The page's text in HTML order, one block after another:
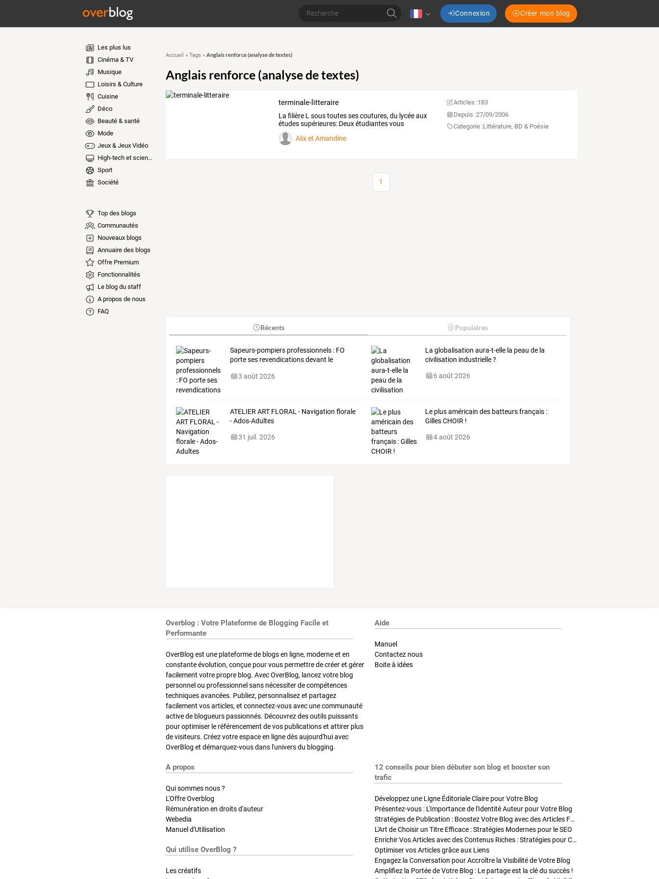
Connexion Créer mon blog
Les plus lus
Cinéma & TV
Musique
Loisirs & Culture
Cuisine
Déco
Beauté & santé
Mode
Jeux & Jeux Vidéo
High-tech et sciences
Sport
Société
Top des blogs
Communautés
Nouveaux blogs
Annuaire des blogs
Offre Premium
Fonctionnalités
Le blog du staff
A propos de nous
FAQ
Accueil » Tags » Anglais renforce (analyse de textes)
Anglais renforce (analyse de textes)
terminale-litteraire
La filière L soustoutessescoutures, du lycéeaux
étudessupérieures: Deuxétudiantesvous
proposent
Alix et Amandine
Articles :183
Depuis :27/09/2006
Categorie :Littérature, BD & Poésie
1
Récents Populaires
Sapeurs-pompiersprofessionnels:FO
portesesrevendicationsdevant le
3 août 2026
La globalisation aura-t-elle la peau de la
civilisation industrielle ?
6 août 2026
ATELIER ART FLORAL - Navigation florale
- Ados-Adultes
31 juil. 2026
Le plus américain des batteurs français :
Gilles CHOIR !
4 août 2026
Overblog : Votre Plateforme de Blogging Facile et
Performante
OverBlog est une plateforme de blogs en ligne, moderne et en
constante évolution, conçue pour vous permettre de créer et gérer
facilement votre propre blog. Avec OverBlog, lancez votre blog
personnel ou professionnel sans nécessiter de compétences
techniques avancées. Publiez, personnalisez et partagez
facilement vos articles, et connectez-vous avec une communauté
active de blogueurs passionnés. Découvrez des outils puissants
pour optimiser le référencement de vos publications et attirer plus
de visiteurs. Créez votre espace en ligne dès aujourd'hui avec
OverBlog et démarquez-vous dans l'univers du blogging.
Aide
Manuel
Contactez nous
Boite à idées
A propos
Qui sommes nous ?
L'Offre Overblog
Rémunération en droits d'auteur
Webedia
Manuel d'Utilisation
Qui utilise OverBlog ?
Les créatifs
12 conseils pour bien débuter son blog et booster son
trafic
Développez une Ligne Éditoriale Claire pour Votre Blog
Présentez-vous : L'Importance de l'Identité Auteur pour Votre Blog
Stratégies de Publication : Boostez Votre Blog avec des Articles Fréquents et Exclusifs
L'Art de Choisir un Titre Efficace : Stratégies Modernes pour le SEO
Enrichir Vos Articles avec des Contenus Riches : Stratégies pour Captiver et Optimiser
Optimiser vos Articles grâce aux Liens
Engagez la Conversation pour Accroître la Visibilité de Votre Blog
Amplifiez la Portée de Votre Blog : Le partage est la clé du succès !